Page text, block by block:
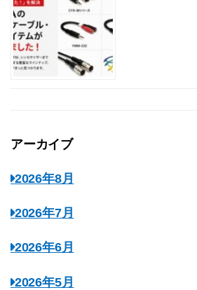
アーカイブ
2026年8月
2026年7月
2026年6月
2026年5月